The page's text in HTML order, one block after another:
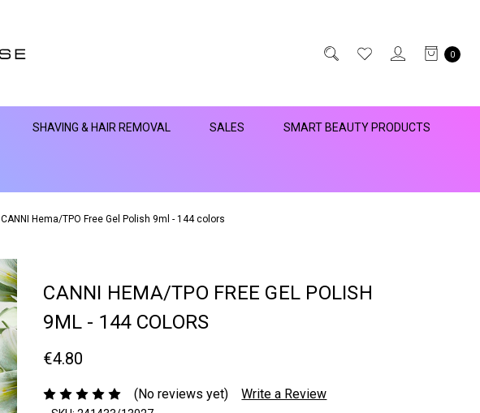
0
SHAVING & HAIR REMOVAL SALES SMART BEAUTY PRODUCTS
CANNI Hema/TPO Free Gel Polish 9ml - 144 colors
CANNI HEMA/TPO FREE GEL POLISH
9ML - 144 COLORS
€4.80
(No reviews yet) Write a Review